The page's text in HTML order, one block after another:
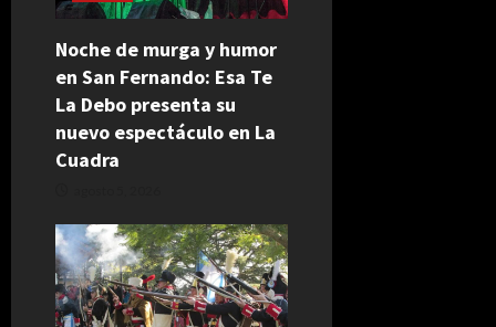
Noche de murga y humor
en San Fernando: Esa Te
La Debo presenta su
nuevo espectáculo en La
Cuadra